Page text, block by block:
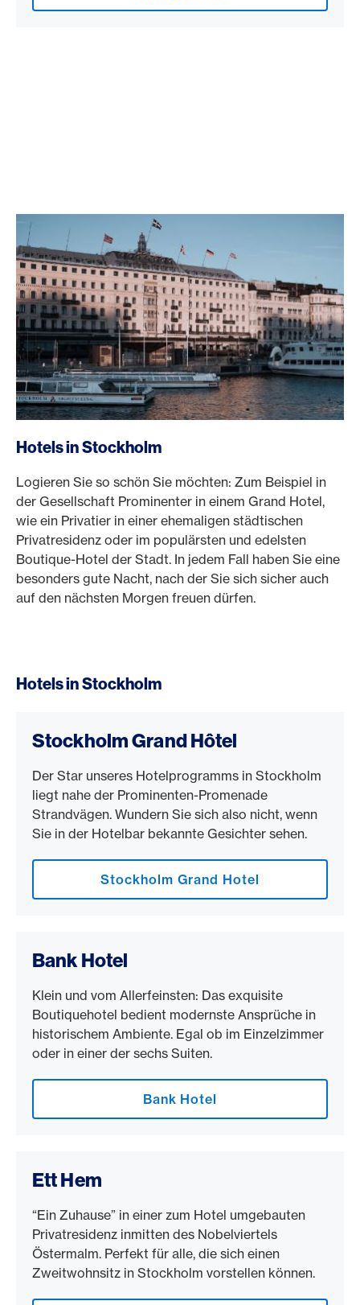
Hotels in Stockholm
Logieren Sie so schön Sie möchten: Zum Beispiel in
der Gesellschaft Prominenter in einem Grand Hotel,
wie ein Privatier in einer ehemaligen städtischen
Privatresidenz oder im populärsten und edelsten
Boutique-Hotel der Stadt. In jedem Fall haben Sie eine
besonders gute Nacht, nach der Sie sich sicher auch
auf den nächsten Morgen freuen dürfen.
Hotels in Stockholm
Stockholm Grand Hôtel
Der Star unseres Hotelprogramms in Stockholm
liegt nahe der Prominenten-Promenade
Strandvägen. Wundern Sie sich also nicht, wenn
Sie in der Hotelbar bekannte Gesichter sehen.
Stockholm Grand Hotel
Bank Hotel
Klein und vom Allerfeinsten: Das exquisite
Boutiquehotel bedient modernste Ansprüche in
historischem Ambiente. Egal ob im Einzelzimmer
oder in einer der sechs Suiten.
Bank Hotel
Ett Hem
“Ein Zuhause” in einer zum Hotel umgebauten
Privatresidenz inmitten des Nobelviertels
Östermalm. Perfekt für alle, die sich einen
Zweitwohnsitz in Stockholm vorstellen können.